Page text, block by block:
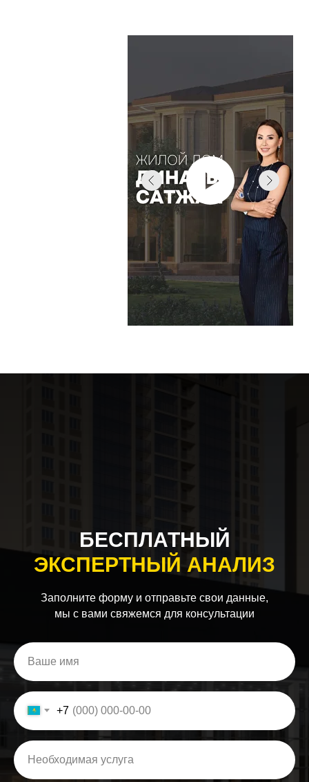
БЕСПЛАТНЫЙ
ЭКСПЕРТНЫЙ АНАЛИЗ
Заполните форму и отправьте свои данные,
мы с вами свяжемся для консультации
+7